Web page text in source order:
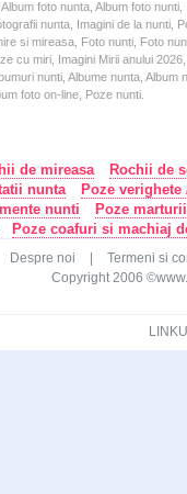
foto nunta, Album foto
nunta, Imagini de la nunti,
si mireasa, Foto nunti, Foto
cu miri, Imagini Mirii anului
nunti, Albume nunta,
foto on-line, Poze nunti.
de mireasa
Rochii de
nunta
Poze
nunti
Poze
Poze coafuri si machiaj
Despre noi
Termeni si
Copyright 2006